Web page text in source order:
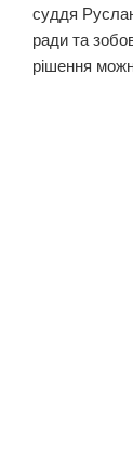
суддя
ради та
рішення